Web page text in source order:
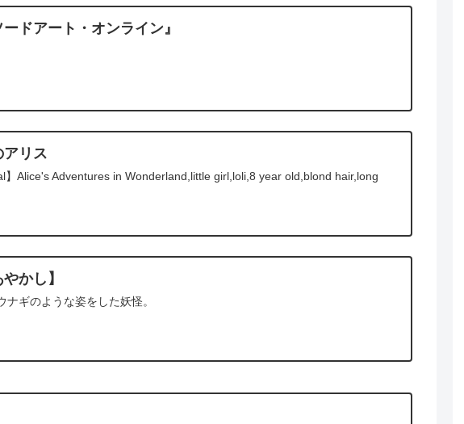
ドアート・オンライン』
アリス
】Alice's Adventures in Wonderland,little girl,loli,8 year old,blond hair,long
かし】
ナギのような姿をした妖怪。